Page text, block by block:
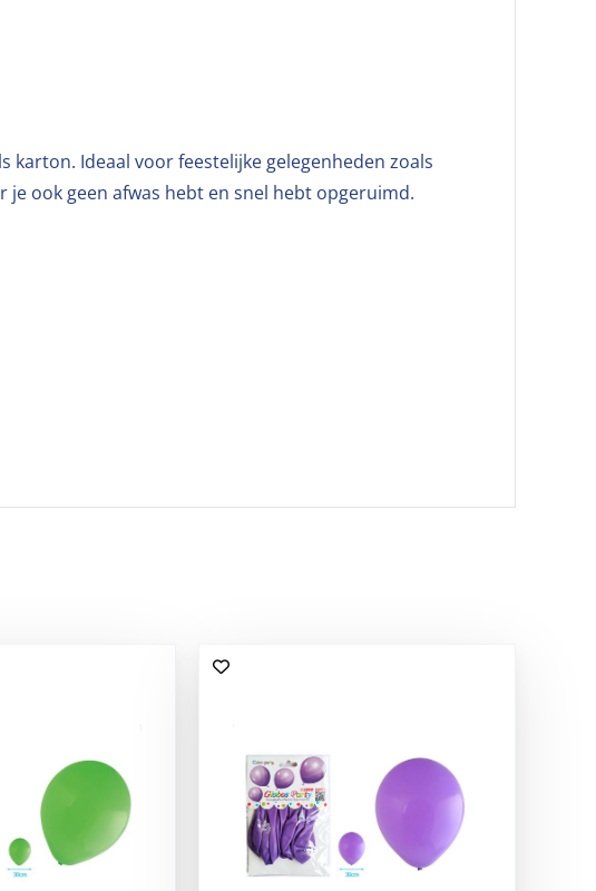
karton. Ideaal voor feestelijke gelegenheden zoals
ook geen afwas hebt en snel hebt opgeruimd.